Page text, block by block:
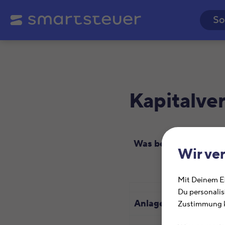
Wir
Mit Deinem
Du
Zustimmung
Was benötige ich?
Anlage KAP